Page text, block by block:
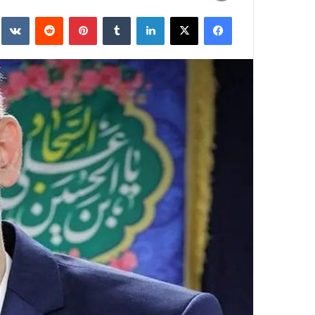
ایمیل
فیسبوکایکس لینکداین تامبلر پینتریستReddit